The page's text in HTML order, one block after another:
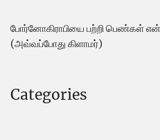
போர்னோகிராபியை பற்றி பெண்கள்
(அவ்வப்போது கிளாமர்)
Categories